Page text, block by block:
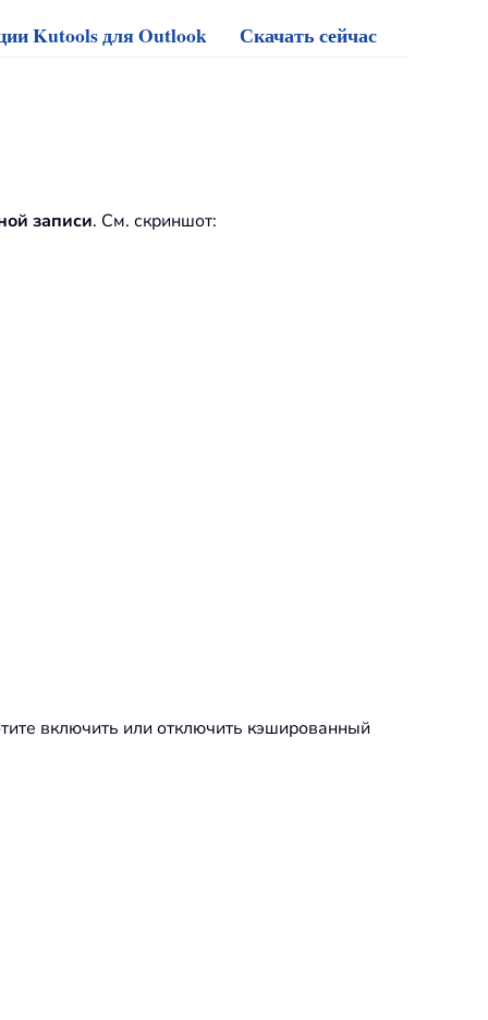
Kutools для Outlook Скачать сейчас
записи. См. скриншот:
включить или отключить кэшированный